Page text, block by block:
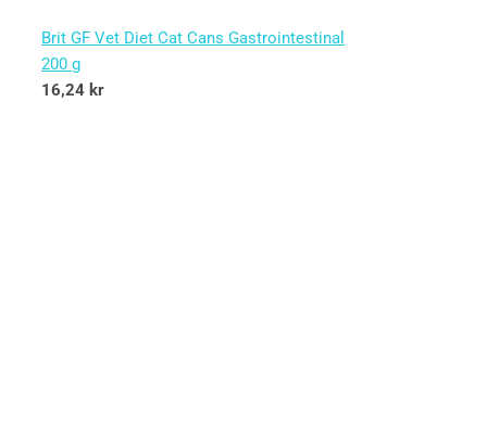
Brit GF Vet Diet Cat Cans Gastrointestinal
200 g
16,24 kr